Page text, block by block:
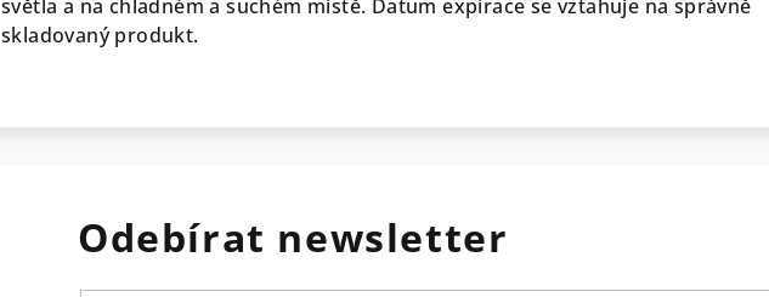
světla a na chladném a suchém místě. Datum expirace se vztahuje na správně
skladovaný produkt.
Odebírat newsletter